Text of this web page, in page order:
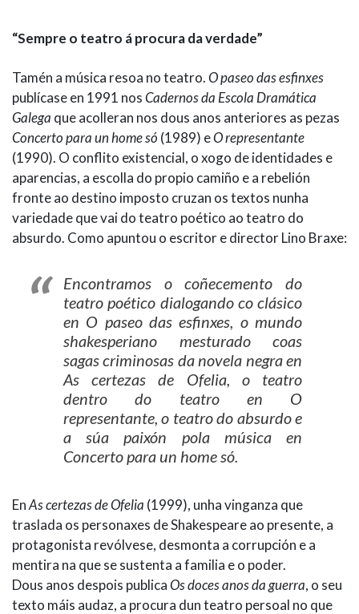
“Sempre o teatro á procura da verdade”
Tamén a música resoa no teatro.O paseo das esfinxes
publícase en 1991 nosCadernos da Escola Dramática
Galega que acolleran nos dous anos anteriores as pezas
Concerto para un home só (1989) eO representante
(1990). O conflito existencial, o xogo de identidades e
aparencias, a escolla do propio camiño e a rebelión
fronte ao destino imposto cruzan os textos nunha
variedade que vai do teatro poético ao teatro do
absurdo. Como apuntou o escritor e director Lino Braxe:
Encontramos o coñecemento do
teatro poético dialogando co clásico
en O paseo das esfinxes , o mundo
shakesperiano mesturado coas
sagas criminosas da novela negra en
As certezas de Ofelia, o teatro
dentro do teatro en O
representante , o teatro do absurdo e
a súa paixón pola música en
Concerto para un home só
EnAs certezas de Ofelia (1999), unha vinganza que
traslada os personaxes de Shakespeare ao presente, a
protagonista revólvese, desmonta a corrupción e a
mentira na que se sustenta a familia e o poder.
Dous anos despois publicaOs doces anos da guerra, o seu
texto máis audaz, a procura dun teatro persoal no que